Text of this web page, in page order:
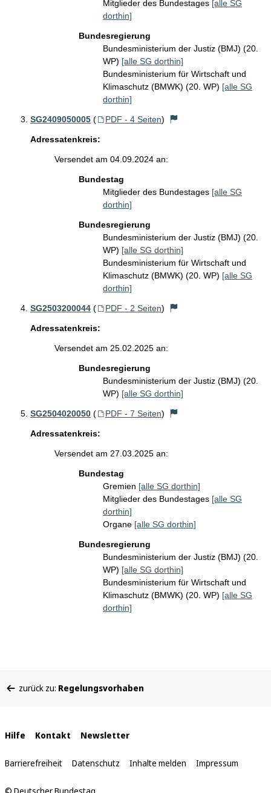
Mitglieder des Bundestages [alle SG
dorthin]
Bundesregierung
Bundesministerium der Justiz (BMJ) (20.
WP) [alle SG dorthin]
Bundesministerium für Wirtschaft und
Klimaschutz (BMWK) (20. WP) [alle SG
dorthin]
SG2409050005 ( PDF - 4 Seiten)
Adressatenkreis:
Versendet am 04.09.2024 an:
Bundestag
Mitglieder des Bundestages [alle SG
dorthin]
Bundesregierung
Bundesministerium der Justiz (BMJ) (20.
WP) [alle SG dorthin]
Bundesministerium für Wirtschaft und
Klimaschutz (BMWK) (20. WP) [alle SG
dorthin]
SG2503200044 ( PDF - 2 Seiten)
Adressatenkreis:
Versendet am 25.02.2025 an:
Bundesregierung
Bundesministerium der Justiz (BMJ) (20.
WP) [alle SG dorthin]
SG2504020050 ( PDF - 7 Seiten)
Adressatenkreis:
Versendet am 27.03.2025 an:
Bundestag
Gremien [alle SG dorthin]
Mitglieder des Bundestages [alle SG
dorthin]
Organe [alle SG dorthin]
Bundesregierung
Bundesministerium der Justiz (BMJ) (20.
WP) [alle SG dorthin]
Bundesministerium für Wirtschaft und
Klimaschutz (BMWK) (20. WP) [alle SG
dorthin]
befinden
zurück zu: Regelungsvorhaben
Interne
Links
Hilfe Kontakt Newsletter
Barrierefreiheit Datenschutz Inhalte melden Impressum